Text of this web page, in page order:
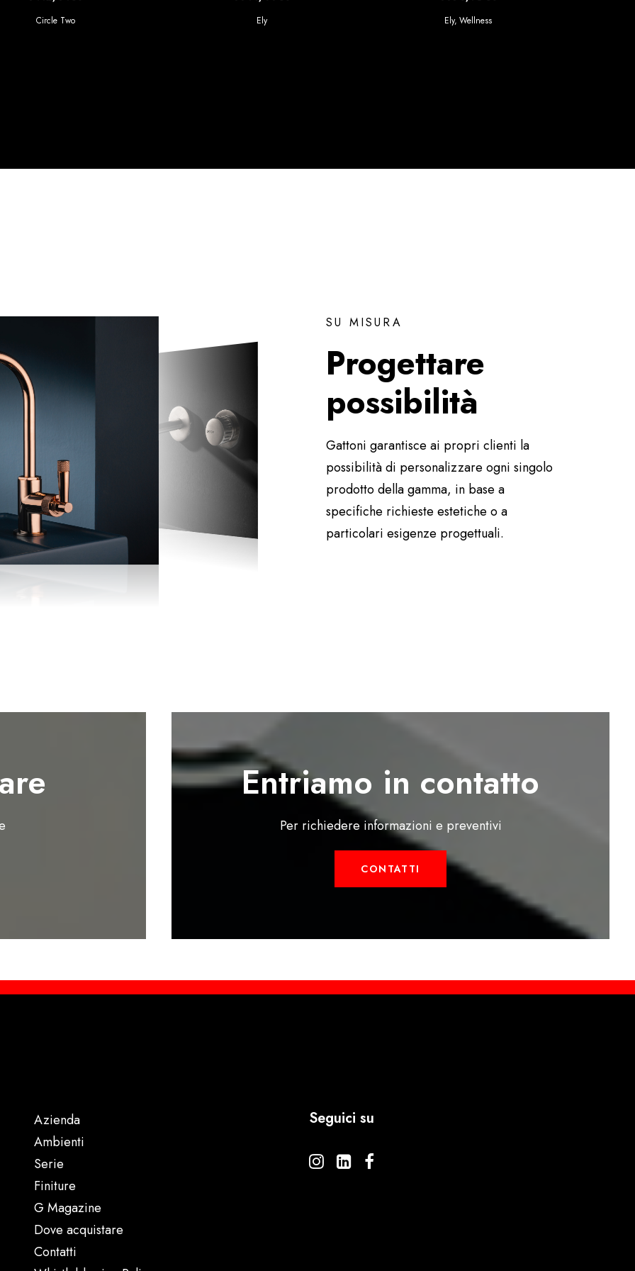
Circle Two Ely Ely, Wellness
SU MISURA
Progettare
possibilità
Gattoni garantisce ai propri clienti la
possibilità di personalizzare ogni singolo
prodotto della gamma, in base a
specifiche richieste estetiche o a
particolari esigenze progettuali.
Entriamo in contatto
Per richiedere informazioni e preventivi
CONTATTI
Azienda
Ambienti
Serie
Finiture
G Magazine
Dove acquistare
Contatti
Seguici su